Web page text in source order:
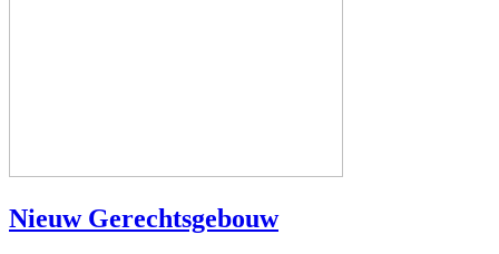
Nieuw Gerechtsgebouw